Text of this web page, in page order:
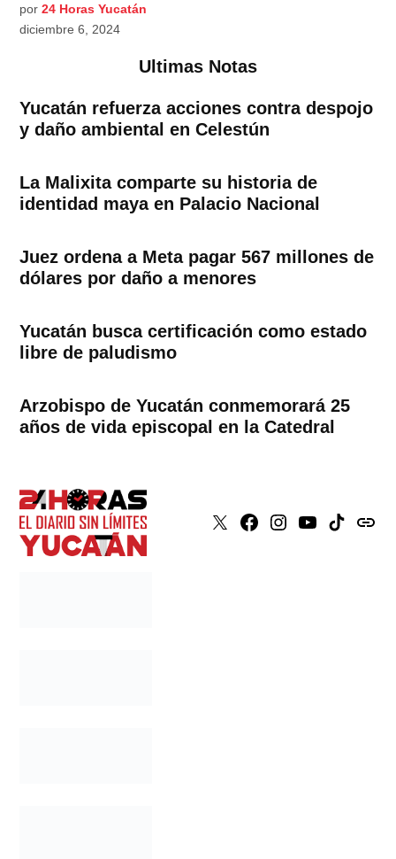
por 24 Horas Yucatán
diciembre 6, 2024
Ultimas Notas
Yucatán refuerza acciones contra despojo
y daño ambiental en Celestún
La Malixita comparte su historia de
identidad maya en Palacio Nacional
Juez ordena a Meta pagar 567 millones de
dólares por daño a menores
Yucatán busca certificación como estado
libre de paludismo
Arzobispo de Yucatán conmemorará 25
años de vida episcopal en la Catedral
X Faceboook
Instagram
YoutubeTiktokissuu